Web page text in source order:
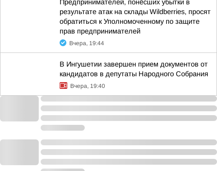
Предпринимателей, понёсших убытки в
результате атак на склады Wildberries, просят
обратиться к Уполномоченному по защите
прав предпринимателей
Вчера, 19:44
В Ингушетии завершен прием документов от
кандидатов в депутаты Народного Собрания
Вчера, 19:40